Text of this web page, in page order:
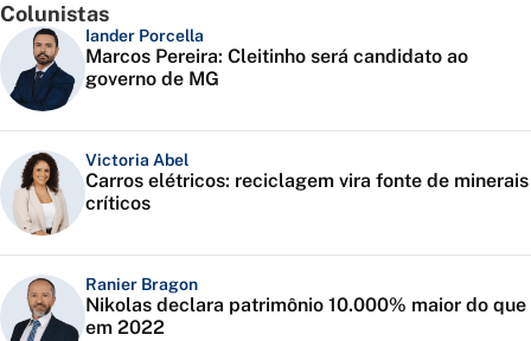
Colunistas
Iander Porcella
Marcos Pereira: Cleitinho será candidato ao
governo de MG
Victoria Abel
Carros elétricos: reciclagem vira fonte de minerais
críticos
Ranier Bragon
Nikolas declara patrimônio 10.000% maior do que
em 2022